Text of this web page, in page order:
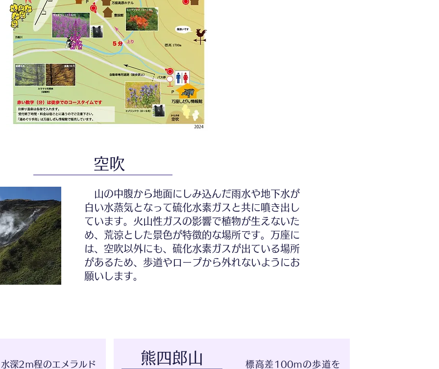
空吹
山の中腹から地面にしみ込んだ雨水や地下水が
白い水蒸気となって硫化水素ガスと共に噴き出し
ています。火山性ガスの影響で植物が生えないた
め、荒涼とした景色が特徴的な場所です。万座に
は、空吹以外にも、硫化水素ガスが出ている場所
があるため、歩道やロープから外れないようにお
願いします。
深2ｍ程のエメラルド
熊四郎山
標高差100mの歩道を